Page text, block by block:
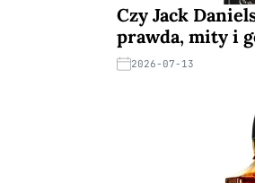
Czy Jack
prawda, mity i
2026-07-13